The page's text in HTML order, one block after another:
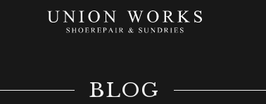
BLOG